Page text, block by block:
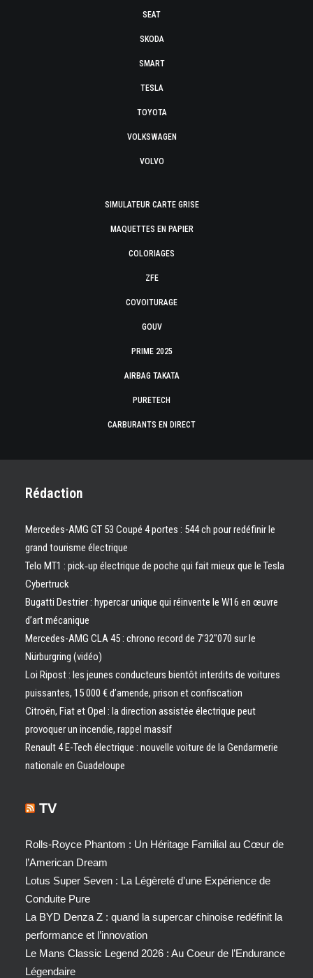
SEAT
SKODA
SMART
TESLA
TOYOTA
VOLKSWAGEN
VOLVO
SIMULATEUR CARTE GRISE
MAQUETTES EN PAPIER
COLORIAGES
ZFE
COVOITURAGE
GOUV
PRIME 2025
AIRBAG TAKATA
PURETECH
CARBURANTS EN DIRECT
Rédaction
Mercedes-AMG GT 53 Coupé 4 portes : 544 ch pour redéfinir le
grand tourisme électrique
Telo MT1 : pick‑up électrique de poche qui fait mieux que le Tesla
Cybertruck
Bugatti Destrier : hypercar unique qui réinvente le W16 en œuvre
d’art mécanique
Mercedes-AMG CLA 45 : chrono record de 7’32″070 sur le
Nürburgring (vidéo)
Loi Ripost : les jeunes conducteurs bientôt interdits de voitures
puissantes, 15 000 € d’amende, prison et confiscation
Citroën, Fiat et Opel : la direction assistée électrique peut
provoquer un incendie, rappel massif
Renault 4 E-Tech électrique : nouvelle voiture de la Gendarmerie
nationale en Guadeloupe
TV
Rolls-Royce Phantom : Un Héritage Familial au Cœur de
l’American Dream
Lotus Super Seven : La Légèreté d’une Expérience de
Conduite Pure
La BYD Denza Z : quand la supercar chinoise redéfinit la
performance et l’innovation
Le Mans Classic Legend 2026 : Au Coeur de l’Endurance
Légendaire